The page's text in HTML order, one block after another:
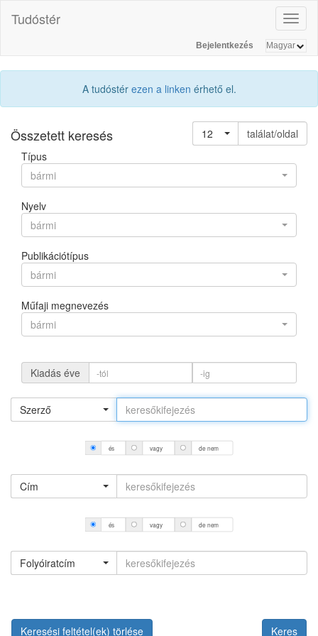
Tudóstér
Bejelentkezés
A tudóstér ezen a linken érhető el.
Összetett keresés 12
találat/oldal
Típus
bármi
Nyelv
bármi
Publikációtípus
bármi
Műfaji megnevezés
bármi
Kiadás éve
Szerző
és vagy de nem
Cím
és vagy de nem
Folyóiratcím
Keresési feltétel(ek) törlése